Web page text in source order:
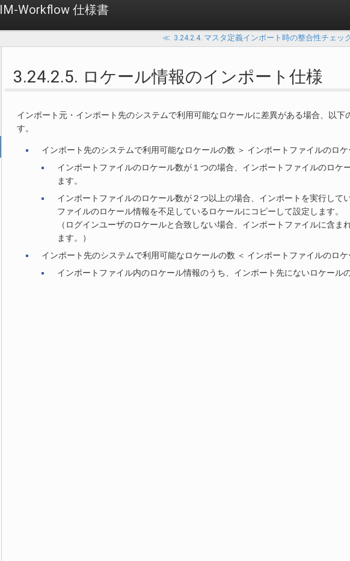
IM-Workflow 仕様書
≪ 3.24.2.4. マスタ定義インポート時の整合性チェッ
3.24.2.5. ロケール情報のインポート仕様
インポート元・インポート先のシステムで利用可能なロケールに差異がある場合、以
す。
インポート先のシステムで利用可能なロケールの数 ＞ インポートファイルのロケ
インポートファイルのロケール数が１つの場合、インポートファイルのロケ
ます。
インポートファイルのロケール数が２つ以上の場合、インポートを実行して
ファイルのロケール情報を不足しているロケールにコピーして設定します。
（ログインユーザのロケールと合致しない場合、インポートファイルに含
ます。）
インポート先のシステムで利用可能なロケールの数 ＜ インポートファイルのロケ
インポートファイル内のロケール情報のうち、インポート先にないロケール